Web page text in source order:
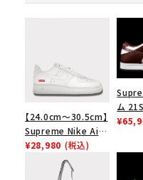
【24.0cm～30.5cm】
Supreme Nike Air
Force 1 Low シュプ
リーム ナイキエアフォ
ース１スニーカー シ
¥28,980 (税込)
ム
Dunk